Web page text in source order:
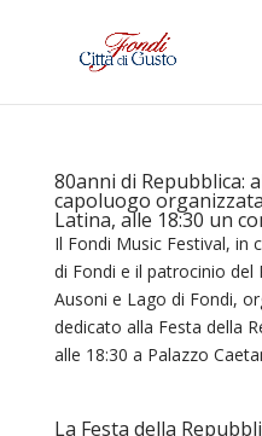
80anni di Repubblica:
capoluogo
Latina, alle 18:30 un
Il Fondi Music Festival, in
di Fondi e il patrocinio
Ausoni e Lago di Fondi,
dedicato alla Festa della
alle 18:30 a Palazzo
La Festa della